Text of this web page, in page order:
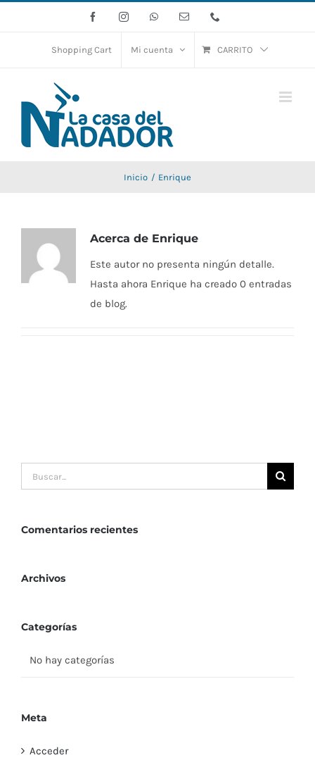
FacebookInstagramWhatsAppCorreo
Shopping Cart Mi cuenta CARRITO
Inicio Enrique
Acerca de Enrique
Este autor no presenta ningún detalle.
Hasta ahora Enrique ha creado 0 entradas
de blog.
Buscar:
Comentarios recientes
Archivos
Categorías
No hay categorías
Meta
Acceder